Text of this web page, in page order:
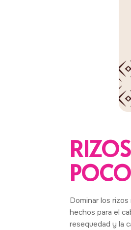
Dominar los
hechos para el
resequedad y la